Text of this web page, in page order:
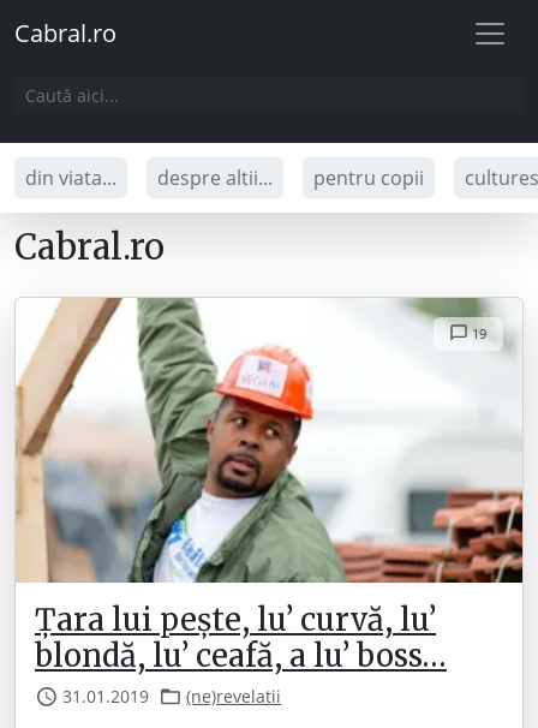
Cabral.ro
din viata... despre altii... pentru copii
Cabral.ro
19
Țara lui pește, lu’ curvă, lu’
blondă, lu’ ceafă, a lu’ boss…
31.01.2019 (ne)revelatii